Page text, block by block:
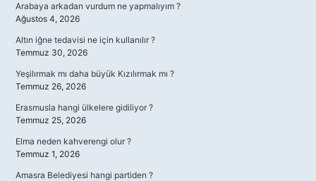
Arabaya arkadan vurdum ne yapmalıyım ?
Ağustos 4, 2026
Altın iğne tedavisi ne için kullanılır ?
Temmuz 30, 2026
Yeşilırmak mı daha büyük Kızılırmak mı ?
Temmuz 26, 2026
Erasmusla hangi ülkelere gidiliyor ?
Temmuz 25, 2026
Elma neden kahverengi olur ?
Temmuz 1, 2026
Amasra Belediyesi hangi partiden ?